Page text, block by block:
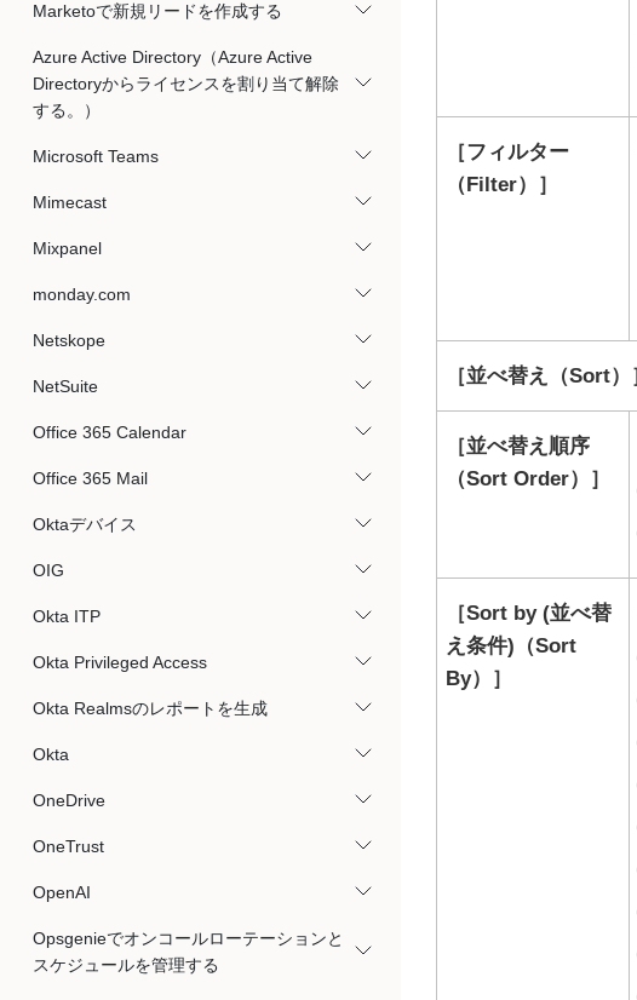
Marketoで新規リードを作成する
Azure Active Directory（Azure Active
Directoryからライセンスを割り当て解除
する。）
Microsoft Teams
Mimecast
Mixpanel
monday.com
Netskope
NetSuite
Office 365 Calendar
Office 365 Mail
Oktaデバイス
OIG
Okta ITP
Okta Privileged Access
Okta Realmsのレポートを生成
Okta
OneDrive
OneTrust
OpenAI
Opsgenieでオンコールローテーションと
スケジュールを管理する
フィルター
（Filter）
並べ替え（Sort）
並べ替え順序
（Sort Order）
Sort by (並べ替
え条件)（Sort
By）